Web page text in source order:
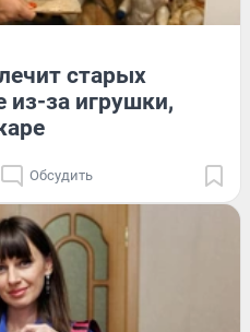
старых
за игрушки,
Обсудить